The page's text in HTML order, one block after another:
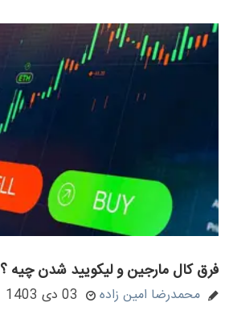
فرق کال مارجین و لیکویید شدن چیه ؟
محمدرضا امین زاده 03 دی 1403